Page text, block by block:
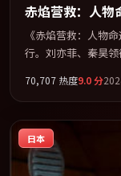
赤焰营救：人物
《赤焰营救：人物
行。刘亦菲、秦昊
为骨架，在叙事、
院线及主流平台同
强情节与人物弧光
70,707 热度9.0分
日本